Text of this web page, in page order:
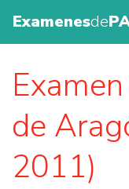
Examenesde
de
2011)